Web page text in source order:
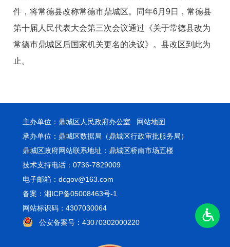
件，将常德县改称常德市鼎城区。同年6月9日，常德县
第十届人民代表大会第三次会议通过《关于常德县改为
常德市鼎城区后国家机关更名的决议》。县改区到此为
止。
主办单位：鼎城区人民政府办公室 网站地图
承办单位：鼎城区数据局（鼎城区行政审批服务局）
鼎城区政府网站联系地址：鼎城区桥南市场五楼
技术支持电话：0736-7829009
电子邮箱：dcgov@163.com
备案：湘ICP备05008463号-1
网站标识码：4307030064
公安备案号：43070302000220